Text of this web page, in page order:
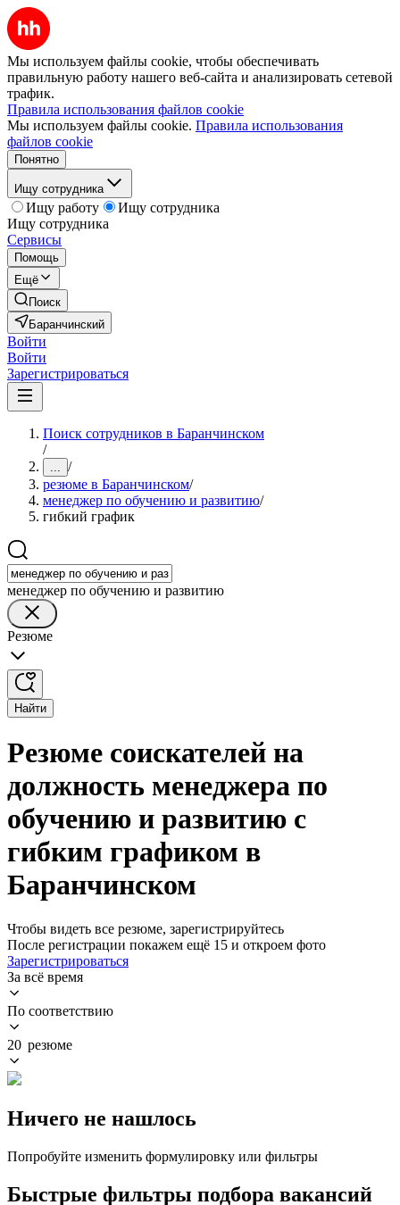
Мы используем файлы cookie, чтобы обеспечивать
правильную работу нашего веб-сайта и анализировать сетевой
трафик.
Правила использования файлов cookie
Мы используем файлы cookie. Правила использования
файлов cookie
Понятно
Ищу сотрудника
Ищу работу
Ищу сотрудника
Ищу сотрудника
Сервисы
Помощь
Ещё
Поиск
Баранчинский
Войти
Войти
Зарегистрироваться
Поиск сотрудников в Баранчинском
/
... /
резюме в Баранчинском/
менеджер по обучению и развитию/
гибкий график
менеджер по обучению и развитию
Резюме
Найти
Резюме соискателей на
должность менеджера по
обучению и развитию с
гибким графиком в
Баранчинском
Чтобы видеть все резюме, зарегистрируйтесь
После регистрации покажем ещё 15 и откроем фото
Зарегистрироваться
За всё время
По соответствию
20 резюме
Ничего не нашлось
Попробуйте изменить формулировку или фильтры
Быстрые фильтры подбора вакансий